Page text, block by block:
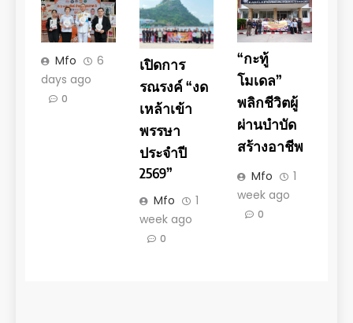
Mfo
6
days ago
0
เปิดการ
รณรงค์ “งด
เหล้าเข้า
พรรษา
ประจำปี
2569”
Mfo
1
week ago
0
“กะทู้
โมเดล”
พลิกชีวิตผู้
ผ่านบำบัด
สร้างอาชีพ
Mfo
1
week ago
0